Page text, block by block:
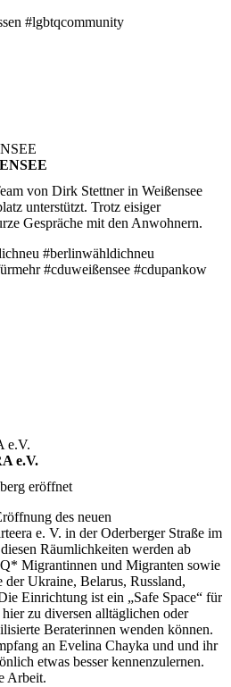
#lgbtqcommunity
von Dirk Stettner in Weißensee
unterstützt. Trotz eisiger
Gespräche mit den Anwohnern.
#berlinwähldichneu
#cduweißensee #cdupankow
e.V.
e.V.
eröffnet
des neuen
e. V. in der Oderberger Straße im
Räumlichkeiten werden ab
Migrantinnen und Migranten sowie
Ukraine, Belarus, Russland,
Einrichtung ist ein „Safe Space“ für
zu diversen alltäglichen oder
Beraterinnen wenden können.
an Evelina Chayka und und ihr
etwas besser kennenzulernen.
Arbeit.